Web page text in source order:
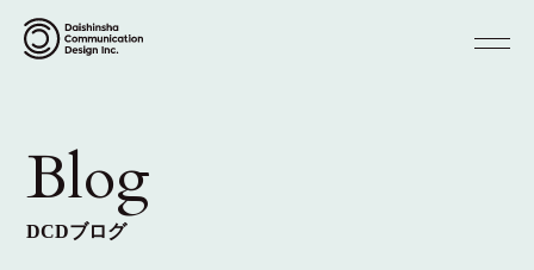
Blog
DCDブログ